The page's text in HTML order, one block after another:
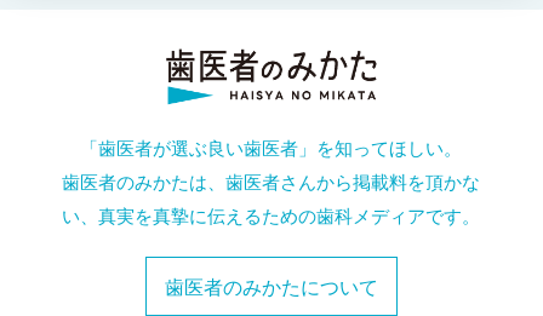
「歯医者が選ぶ良い歯医者」を知ってほしい。
歯医者のみかたは、歯医者さんから掲載料を頂かな
い、真実を真摯に伝えるための歯科メディアです。
歯医者のみかたについて